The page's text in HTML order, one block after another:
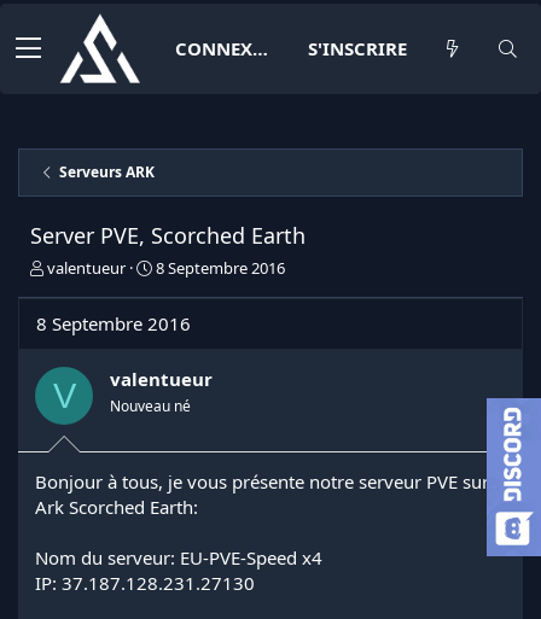
CONNEXION S'INSCRIRE
Serveurs ARK
Server PVE, Scorched Earth
I
a
e
u
d
e
a
d
i
valentueur
D
e
e
é
t
8 Septembre 2016
8 Septembre 2016
V valentueur
Nouveau né
Bonjour à tous, je vous présente notre serveur PVE sur
Ark Scorched Earth:
Nom du serveur: EU-PVE-Speed x4
IP: 37.187.128.231.27130